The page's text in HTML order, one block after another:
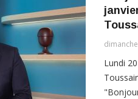
Lundi